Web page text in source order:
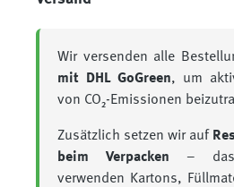
Wir versenden alle
mit DHL GoGreen, um
von CO₂-Emissionen
Zusätzlich setzen wir auf
beim Verpacken – das
verwenden Kartons,